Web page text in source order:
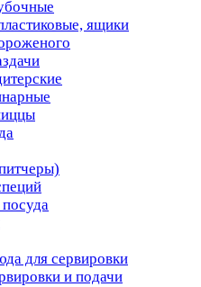
ящики
для сервировки
и подачи